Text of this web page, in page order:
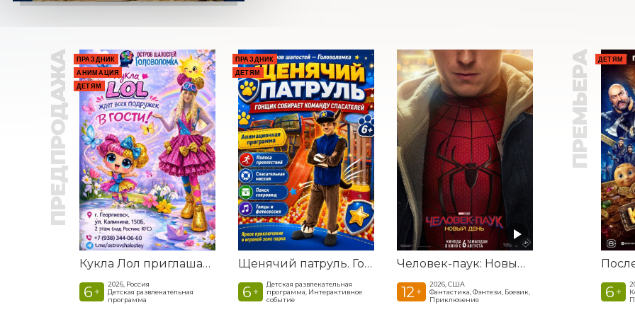
ПРЕДПРОДАЖА
ПРАЗДНИК
АНИМАЦИЯ
ДЕТЯМ
Кукла Лол приглашает в гости
6 +
2026, Россия
Детская развлекательная
программа
ПРАЗДНИК
ДЕТЯМ
Щенячий патруль. Гонщик собирает команду спасателей
6 +
Детская развлекательная
программа, Интерактивное
событие
Человек-паук: Новый день
12 +
2026, США
Фантастика, Фэнтези, Боевик,
Приключения
ПРЕМЬЕРА ДЕТЯМ
6 +